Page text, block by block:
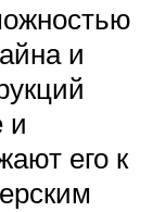
и
и
его к